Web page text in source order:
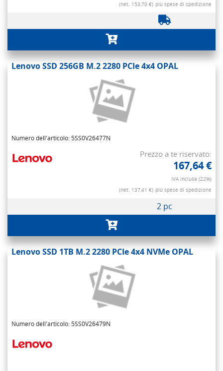
(net. 153,70 €) più spese di spedizione
Lenovo SSD 256GB M.2 2280 PCIe 4x4 OPAL
Numero dell'articolo: 5SS0V26477N
Prezzo a te riservato:
167,64 €
IVA inclusa (22%)
(net. 137,41 €) più spese di spedizione
2 pc
Lenovo SSD 1TB M.2 2280 PCIe 4x4 NVMe OPAL
Numero dell'articolo: 5SS0V26479N